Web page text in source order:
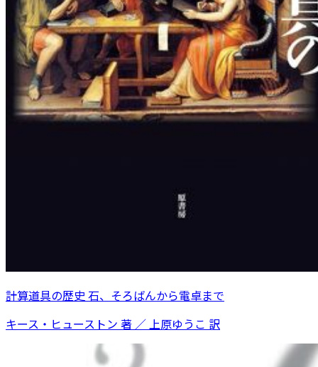
計算道具の歴史 石、そろばんから電卓まで
キース・ヒューストン 著 ／ 上原ゆうこ 訳